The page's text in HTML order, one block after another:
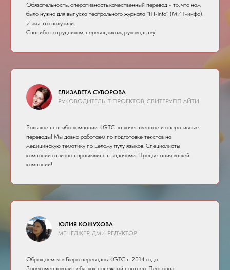
Обязательность, оперативность.качественный перевод - то, что нам
было нужно для выпуска театрального журнала "ITI-info" (МИТ-инфо).
И мы это получили.
Спасибо сотрудникам, переводчикам, руководству!
ЕЛИЗАВЕТА СУВОРОВА
РУКОВОДИТЕЛЬ IT ПРОЕКТОВ, СВИТГРУПП АЙТИ
Большое спасибо компании KGTC за качественные и оперативные
переводы! Мы давно работаем по подготовке текстов на
медицинскую тематику по целому пулу языков. Специалисты
компании отлично справлялись с задачами. Процветания вашей
компании!
ЮЛИЯ КОЖУХОВА
МЕНЕДЖЕР, ДМИ РЕДУКТОР
Обращаемся в Бюро переводов KGTC с 2014 года.
Зарекомендовали себя, как надежный партнер. Персонал